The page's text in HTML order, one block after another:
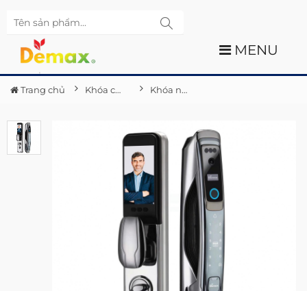
MENU
Trang chủ Khóa cửa điện tử Demax Khóa nhận diện khuôn mặt FACE - ID SL968 GS NEW